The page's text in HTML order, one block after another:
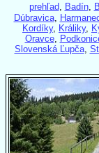
prehľad, Badín,
Dúbravica,
Kordíky, Králiky,
Oravce,
Slovenská Ľupča,